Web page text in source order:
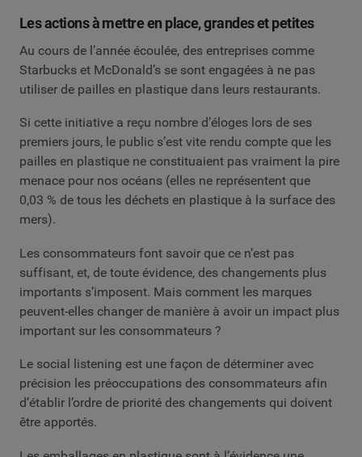
Les actions à mettre en place, grandes et petites
Au cours de l’année écoulée, des entreprises comme
Starbucks et McDonald’s se sont engagées à ne pas
utiliser de pailles en plastique dans leurs restaurants.
Si cette initiative a reçu nombre d’éloges lors de ses
premiers jours, le public s’est vite rendu compte que les
pailles en plastique ne constituaient pas vraiment la pire
menace pour nos océans (elles ne représentent que
0,03 % de tous les déchets en plastique à la surface des
mers).
Les consommateurs font savoir que ce n’est pas
suffisant, et, de toute évidence, des changements plus
importants s’imposent. Mais comment les marques
peuvent-elles changer de manière à avoir un impact plus
important sur les consommateurs ?
Le social listening est une façon de déterminer avec
précision les préoccupations des consommateurs afin
d’établir l’ordre de priorité des changements qui doivent
être apportés.